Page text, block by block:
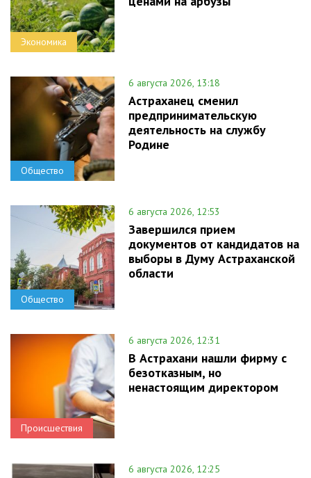
Экономика
Общество
6 августа 2026, 13:18
Астраханец сменил
предпринимательскую
деятельность на службу
Родине
Общество
6 августа 2026, 12:53
Завершился прием
документов от кандидатов на
выборы в Думу Астраханской
области
Происшествия
6 августа 2026, 12:31
В Астрахани нашли фирму с
безотказным, но
ненастоящим директором
6 августа 2026, 12:25